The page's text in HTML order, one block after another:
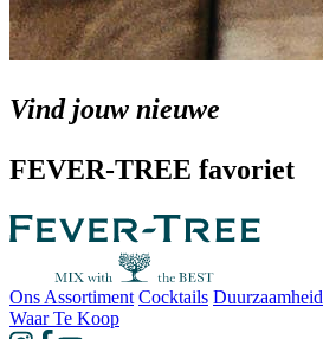
Vind jouw nieuwe
FEVER-TREE favoriet
Ons Assortiment Cocktails Duurzaamheid
Waar Te Koop